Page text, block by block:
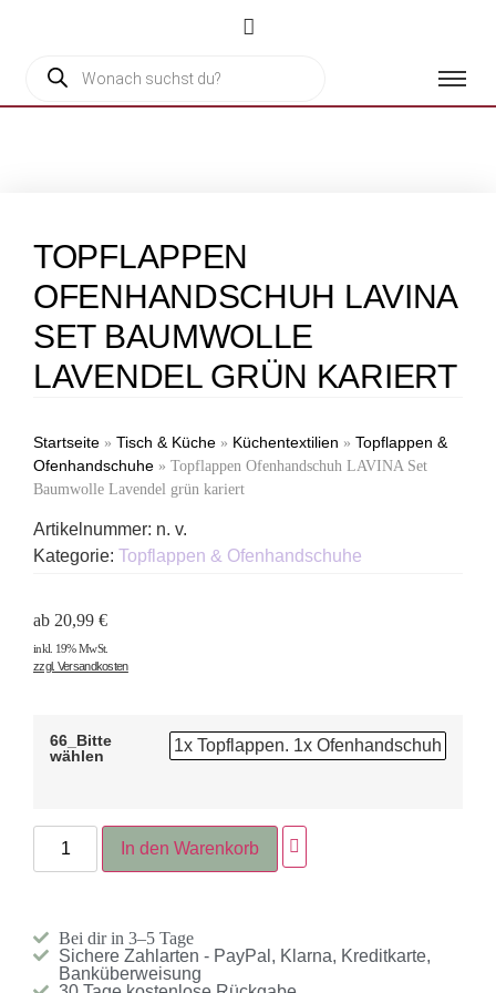
TOPFLAPPEN
OFENHANDSCHUH LAVINA
SET BAUMWOLLE
LAVENDEL GRÜN KARIERT
Startseite » Tisch & Küche » Küchentextilien » Topflappen &
Ofenhandschuhe » Topflappen Ofenhandschuh LAVINA Set
Baumwolle Lavendel grün kariert
Artikelnummer: n. v.
Kategorie: Topflappen & Ofenhandschuhe
ab 20,99 €
inkl. 19% MwSt.
zzgl. Versandkosten
66_Bitte
wählen
1x Topflappen. 1x Ofenhandschuh
In den Warenkorb
Bei dir in 3–5 Tage
Sichere Zahlarten - PayPal, Klarna, Kreditkarte,
Banküberweisung